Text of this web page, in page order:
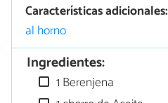
Características adicionales:
al horno
Ingredientes:
1 Berenjena